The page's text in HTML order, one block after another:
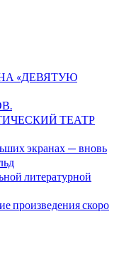
«ДЕВЯТУЮ
ТЕАТР
экранах — вновь
литературной
произведения скоро